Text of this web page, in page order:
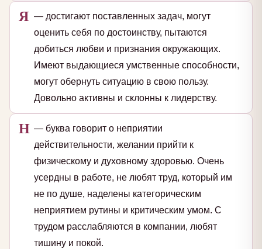
Я — достигают поставленных задач, могут
оценить себя по достоинству, пытаются
добиться любви и признания окружающих.
Имеют выдающиеся умственные способности,
могут обернуть ситуацию в свою пользу.
Довольно активны и склонны к лидерству.
Н — буква говорит о неприятии
действительности, желании прийти к
физическому и духовному здоровью. Очень
усердны в работе, не любят труд, который им
не по душе, наделены категорическим
неприятием рутины и критическим умом. С
трудом расслабляются в компании, любят
тишину и покой.